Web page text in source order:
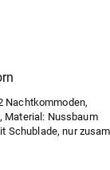
Nachtkommoden,
Material: Nussbaum
Schublade, nur